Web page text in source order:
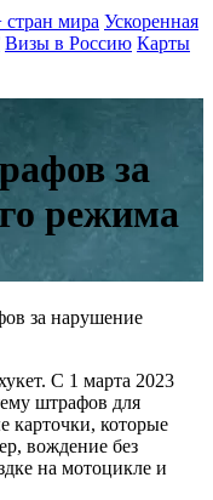
мира Ускоренная
Визы в Россию Карты
за
режима
за нарушение
С 1 марта 2023
штрафов для
карточки, которые
вождение без
на мотоцикле и